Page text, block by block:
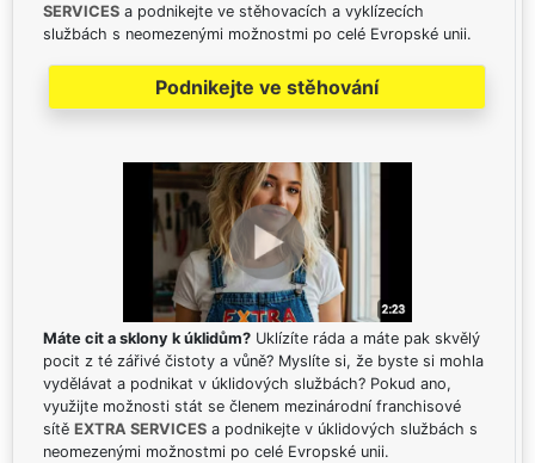
SERVICES a podnikejte ve stěhovacích a vyklízecích
službách s neomezenými možnostmi po celé Evropské unii.
Podnikejte ve stěhování
Máte cit a sklony k úklidům? Uklízíte ráda a máte pak skvělý
pocit z té zářivé čistoty a vůně? Myslíte si, že byste si mohla
vydělávat a podnikat v úklidových službách? Pokud ano,
využijte možnosti stát se členem mezinárodní franchisové
sítě EXTRA SERVICES a podnikejte v úklidových službách s
neomezenými možnostmi po celé Evropské unii.